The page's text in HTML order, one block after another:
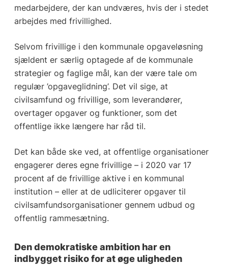
medarbejdere, der kan undværes, hvis der i stedet
arbejdes med frivillighed.
Selvom frivillige i den kommunale opgaveløsning
sjældent er særlig optagede af de kommunale
strategier og faglige mål, kan der være tale om
regulær ’opgaveglidning’. Det vil sige, at
civilsamfund og frivillige, som leverandører,
overtager opgaver og funktioner, som det
offentlige ikke længere har råd til.
Det kan både ske ved, at offentlige organisationer
engagerer deres egne frivillige – i 2020 var 17
procent af de frivillige aktive i en kommunal
institution – eller at de udliciterer opgaver til
civilsamfundsorganisationer gennem udbud og
offentlig rammesætning.
Den demokratiske ambition har en
indbygget risiko for at øge uligheden